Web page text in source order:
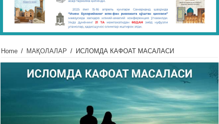
Home / МАҚОЛАЛАР / ИСЛОМДА КАФОАТ МАСАЛАСИ